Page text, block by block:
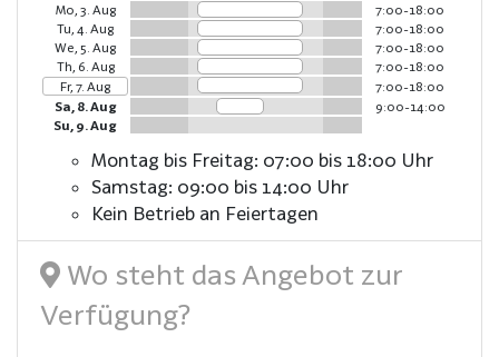
Mo, 3. Aug
7:00-18:00
Tu, 4. Aug
7:00-18:00
We, 5. Aug
7:00-18:00
Th, 6. Aug
7:00-18:00
Fr, 7. Aug
7:00-18:00
Sa, 8. Aug
9:00-14:00
Su, 9. Aug
Montag bis Freitag: 07:00 bis 18:00 Uhr
Samstag: 09:00 bis 14:00 Uhr
Kein Betrieb an Feiertagen
Wo steht das Angebot zur
Verfügung?